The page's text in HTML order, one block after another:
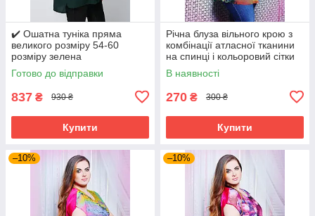
✔️ Ошатна туніка пряма
великого розміру 54-60
розміру зелена
Готово до відправки
837 ₴ 930 ₴
Купити
Річна блуза вільного крою з
комбінації атласної тканини
на спинці і кольоровий сітки
великого розміру 52-62
В наявності
270 ₴ 300 ₴
Купити
–10% –10%